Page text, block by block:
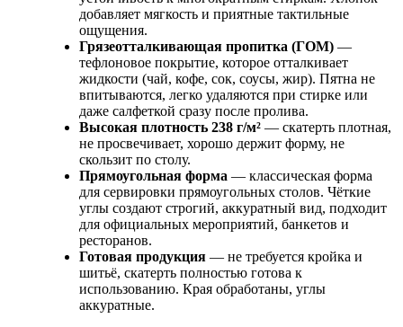
добавляет мягкость и приятные тактильные
ощущения.
Грязеотталкивающая пропитка (ГОМ) —
тефлоновое покрытие, которое отталкивает
жидкости (чай, кофе, сок, соусы, жир). Пятна не
впитываются, легко удаляются при стирке или
даже салфеткой сразу после пролива.
Высокая плотность 238 г/м² — скатерть плотная,
не просвечивает, хорошо держит форму, не
скользит по столу.
Прямоугольная форма — классическая форма
для сервировки прямоугольных столов. Чёткие
углы создают строгий, аккуратный вид, подходит
для официальных мероприятий, банкетов и
ресторанов.
Готовая продукция — не требуется кройка и
шитьё, скатерть полностью готова к
использованию. Края обработаны, углы
аккуратные.